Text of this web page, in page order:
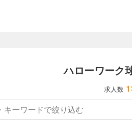
ハローワーク
求人数